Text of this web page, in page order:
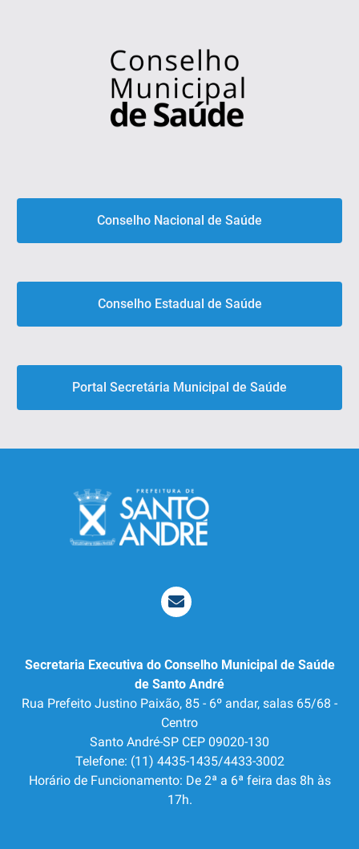
Conselho Nacional de Saúde
Conselho Estadual de Saúde
Portal Secretária Municipal de Saúde
Secretaria Executiva do Conselho Municipal de Saúde
de Santo André
Rua Prefeito Justino Paixão, 85 - 6º andar, salas 65/68 -
Centro
Santo André-SP CEP 09020-130
Telefone: (11) 4435-1435/4433-3002
Horário de Funcionamento: De 2ª a 6ª feira das 8h às
17h.